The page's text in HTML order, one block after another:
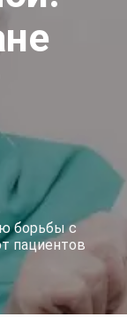
борьбы с
пациентов